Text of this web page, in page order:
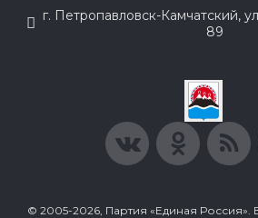
г. Петропавловск-Камчатский,
89
© 2005-2026, Партия «Единая Россия».